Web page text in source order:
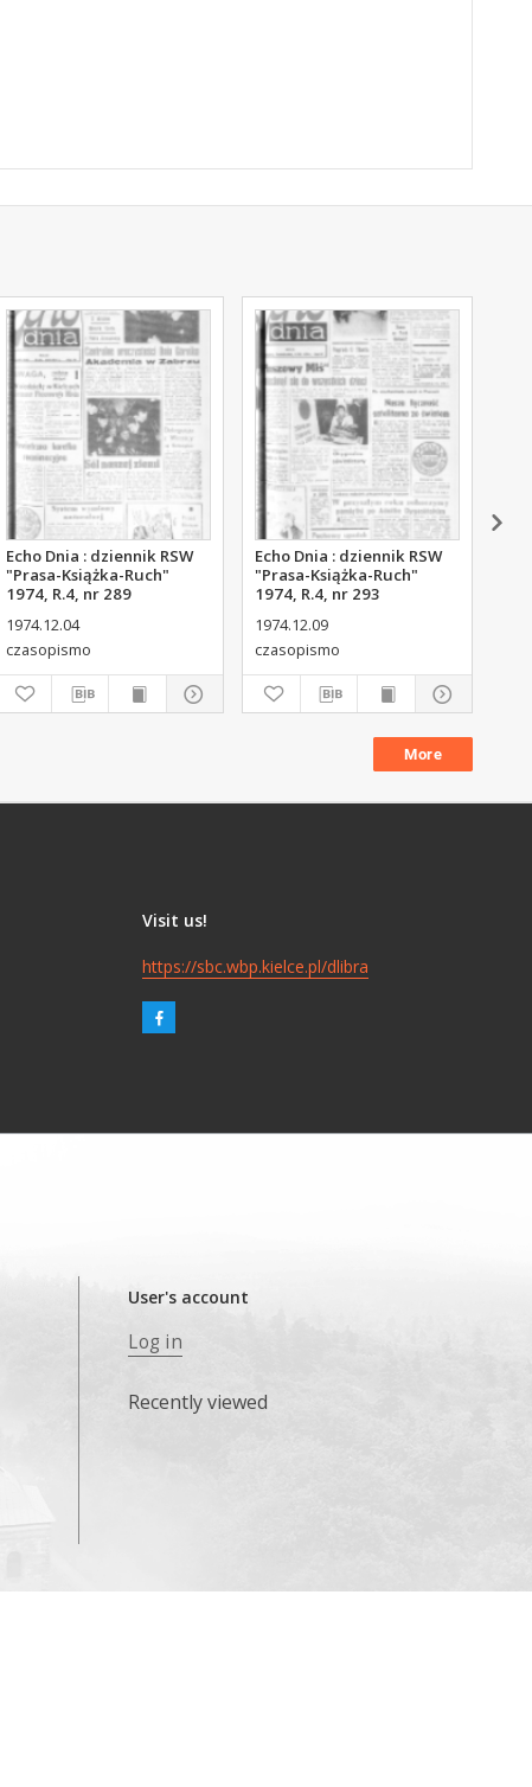
Echo Dnia : dziennik RSW
"Prasa-Książka-Ruch"
1974, R.4, nr 289
1974.12.04
czasopismo
Echo Dnia : dziennik RSW
"Prasa-Książka-Ruch"
1974, R.4, nr 293
1974.12.09
czasopismo
More
Visit us!
https://sbc.wbp.kielce.pl/dlibra
User's account
Log in
Recently viewed